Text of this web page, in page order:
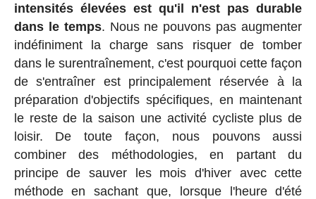
intensités élevées est qu'il n'est pas durable
dans le temps. Nous ne pouvons pas augmenter
indéfiniment la charge sans risquer de tomber
dans le surentraînement, c'est pourquoi cette façon
de s'entraîner est principalement réservée à la
préparation d'objectifs spécifiques, en maintenant
le reste de la saison une activité cycliste plus de
loisir. De toute façon, nous pouvons aussi
combiner des méthodologies, en partant du
principe de sauver les mois d'hiver avec cette
méthode en sachant que, lorsque l'heure d'été